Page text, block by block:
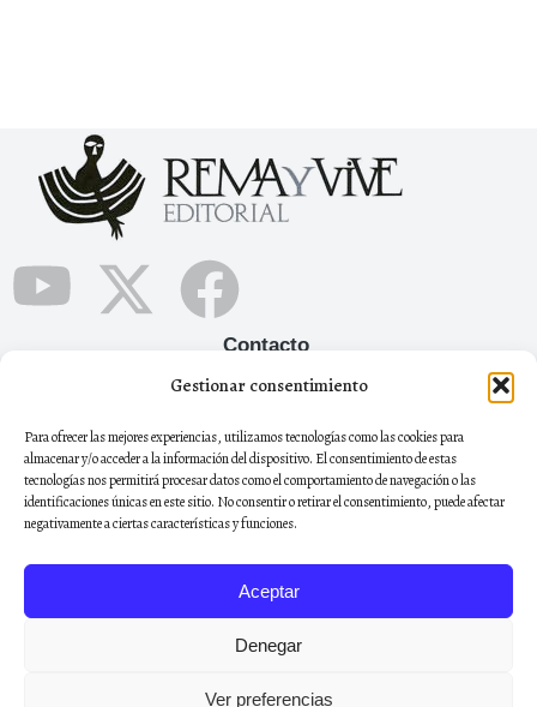
Gestionar consentimiento
Para ofrecer las mejores experiencias, utilizamos tecnologías como las cookies para
almacenar y/o acceder a la información del dispositivo. El consentimiento de estas
tecnologías nos permitirá procesar datos como el comportamiento de navegación o las
identificaciones únicas en este sitio. No consentir o retirar el consentimiento, puede afectar
negativamente a ciertas características y funciones.
Aceptar
Denegar
Ver preferencias
Contacto
+34 665 12 05 90
remayviveeditorial@gmail.com
Boletín
Regístrate al boletín de noticias para estar al día de todas
Registrarse